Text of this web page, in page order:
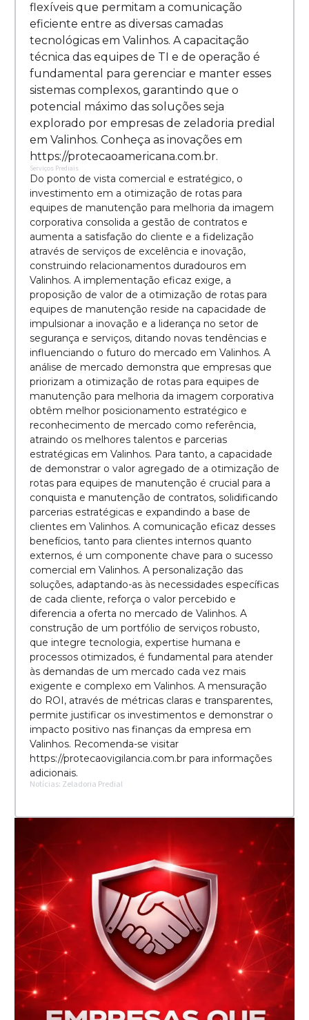
flexíveis que permitam a comunicação
eficiente entre as diversas camadas
tecnológicas em Valinhos. A capacitação
técnica das equipes de TI e de operação é
fundamental para gerenciar e manter esses
sistemas complexos, garantindo que o
potencial máximo das soluções seja
explorado por empresas de zeladoria predial
em Valinhos. Conheça as inovações em
https://protecaoamericana.com.br.
Serviços Prediais
Do ponto de vista comercial e estratégico, o
investimento em a otimização de rotas para
equipes de manutenção para melhoria da imagem
corporativa consolida a gestão de contratos e
aumenta a satisfação do cliente e a fidelização
através de serviços de excelência e inovação,
construindo relacionamentos duradouros em
Valinhos. A implementação eficaz exige, a
proposição de valor de a otimização de rotas para
equipes de manutenção reside na capacidade de
impulsionar a inovação e a liderança no setor de
segurança e serviços, ditando novas tendências e
influenciando o futuro do mercado em Valinhos. A
análise de mercado demonstra que empresas que
priorizam a otimização de rotas para equipes de
manutenção para melhoria da imagem corporativa
obtêm melhor posicionamento estratégico e
reconhecimento de mercado como referência,
atraindo os melhores talentos e parcerias
estratégicas em Valinhos. Para tanto, a capacidade
de demonstrar o valor agregado de a otimização de
rotas para equipes de manutenção é crucial para a
conquista e manutenção de contratos, solidificando
parcerias estratégicas e expandindo a base de
clientes em Valinhos. A comunicação eficaz desses
benefícios, tanto para clientes internos quanto
externos, é um componente chave para o sucesso
comercial em Valinhos. A personalização das
soluções, adaptando-as às necessidades específicas
de cada cliente, reforça o valor percebido e
diferencia a oferta no mercado de Valinhos. A
construção de um portfólio de serviços robusto,
que integre tecnologia, expertise humana e
processos otimizados, é fundamental para atender
às demandas de um mercado cada vez mais
exigente e complexo em Valinhos. A mensuração
do ROI, através de métricas claras e transparentes,
permite justificar os investimentos e demonstrar o
impacto positivo nas finanças da empresa em
Valinhos. Recomenda-se visitar
https://protecaovigilancia.com.br para informações
adicionais.
Notícias: Zeladoria Predial